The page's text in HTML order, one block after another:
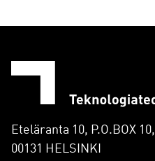
Eteläranta 10, P.O.BOX 10,
00131 HELSINKI